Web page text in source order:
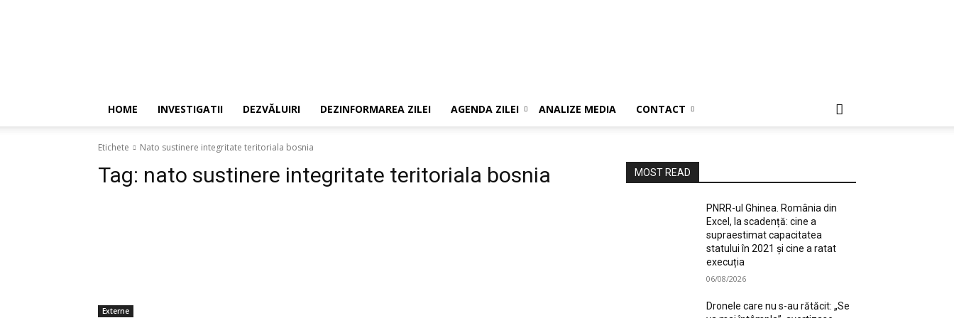
HOME INVESTIGATII DEZVĂLUIRI DEZINFORMAREA ZILEI AGENDA ZILEI ANALIZE MEDIA CONTACT
Etichete Nato sustinere integritate teritoriala bosnia
Tag: nato sustinere integritate teritoriala bosnia
Externe
MOST READ
PNRR-ul Ghinea. România din
Excel, la scadență: cine a
supraestimat capacitatea
statului în 2021 și cine a ratat
execuția
06/08/2026
Dronele care nu s-au rătăcit: „Se